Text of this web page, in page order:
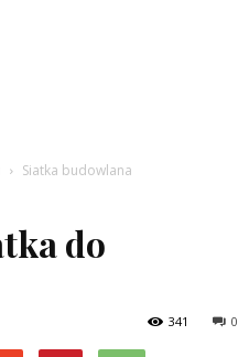
Siatka budowlana
do
0
341